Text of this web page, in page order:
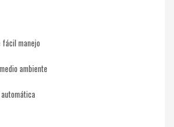
fácil manejo
ambiente
automática